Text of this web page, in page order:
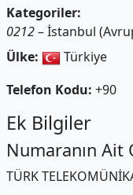
Kategoriler:
0212– İstanbul
Ülke:
Türkiye
Telefon Kodu: +90
Ek Bilgiler
Numaranın Ait
TÜRK